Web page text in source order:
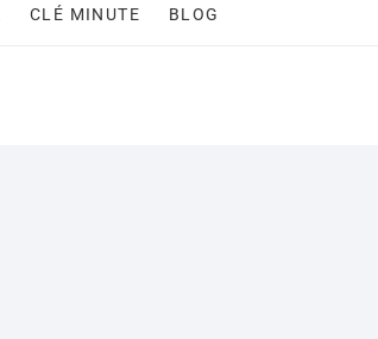
CLÉ MINUTE BLOG